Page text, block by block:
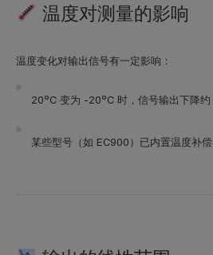
温度对测量的影响
温度变化对输出信号有一定影响：
20°C 变为 -20°C 时，信号输出下降约
某些型号（如 EC900）已内置温度补